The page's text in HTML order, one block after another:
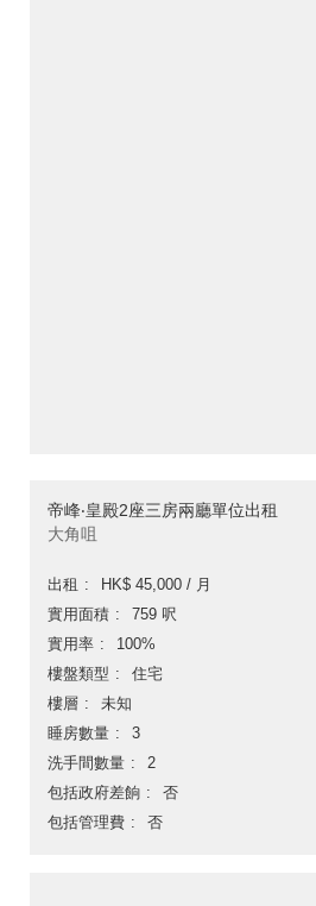
帝峰‧皇殿2座三房兩廳單位出租
大角咀
出租
HK$ 45,000 / 月
實用面積
759 呎
實用率
100%
樓盤類型
住宅
樓層
未知
睡房數量
3
洗手間數量
2
包括政府差餉
否
包括管理費
否